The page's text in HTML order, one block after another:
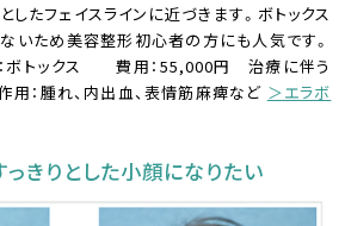
したフェイスラインに近づきます。ボトックス
いため美容整形初心者の方にも人気です。
ボトックス 費用：55,000円 治療に伴う
用：腫れ、内出血、表情筋麻痺など ＞エラボ
きりとした小顔になりたい